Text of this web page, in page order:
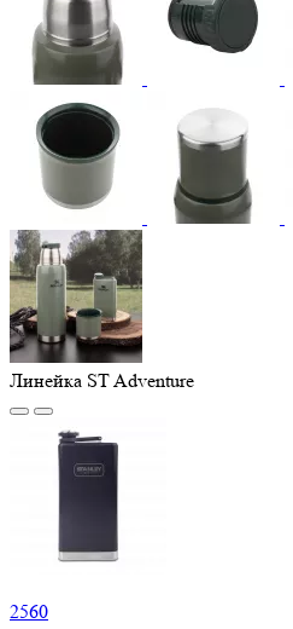
Линейка ST Adventure
2560